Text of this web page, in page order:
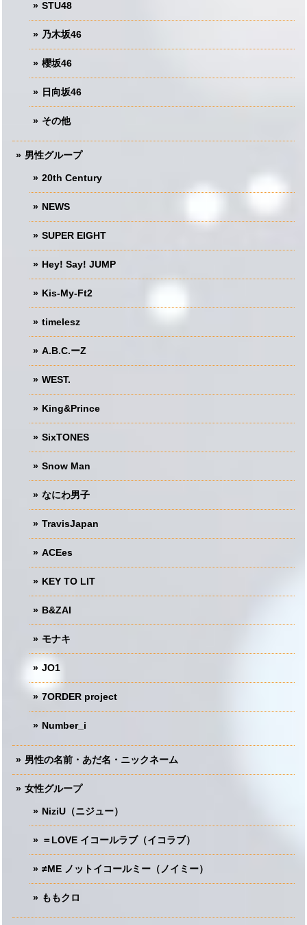
STU48
乃木坂46
櫻坂46
日向坂46
その他
男性グループ
20th Century
NEWS
SUPER EIGHT
Hey! Say! JUMP
Kis-My-Ft2
timelesz
A.B.C.ーZ
WEST.
King&Prince
SixTONES
Snow Man
なにわ男子
TravisJapan
ACEes
KEY TO LIT
B&ZAI
モナキ
JO1
7ORDER project
Number_i
男性の名前・あだ名・ニックネーム
女性グループ
NiziU（ニジュー）
＝LOVE イコールラブ（イコラブ）
≠ME ノットイコールミー（ノイミー）
ももクロ